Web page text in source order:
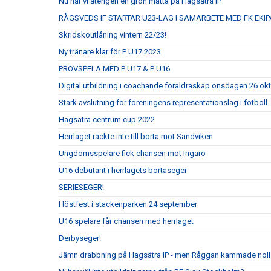
RÅGSVEDS IF STARTAR U23-LAG I SAMARBETE MED FK
Skridskoutlåning vintern 22/23!
Ny tränare klar för P U17 2023
PROVSPELA MED P U17 & P U16
Digital utbildning i coachande föräldraskap onsdagen 26
Stark avslutning för föreningens representationslag i fotboll
Hagsätra centrum cup 2022
Herrlaget räckte inte till borta mot Sandviken
Ungdomsspelare fick chansen mot Ingarö
U16 debutant i herrlagets bortaseger
SERIESEGER!
Höstfest i stackenparken 24 september
U16 spelare får chansen med herrlaget
Derbyseger!
Jämn drabbning på Hagsätra IP - men Råggan kammade noll